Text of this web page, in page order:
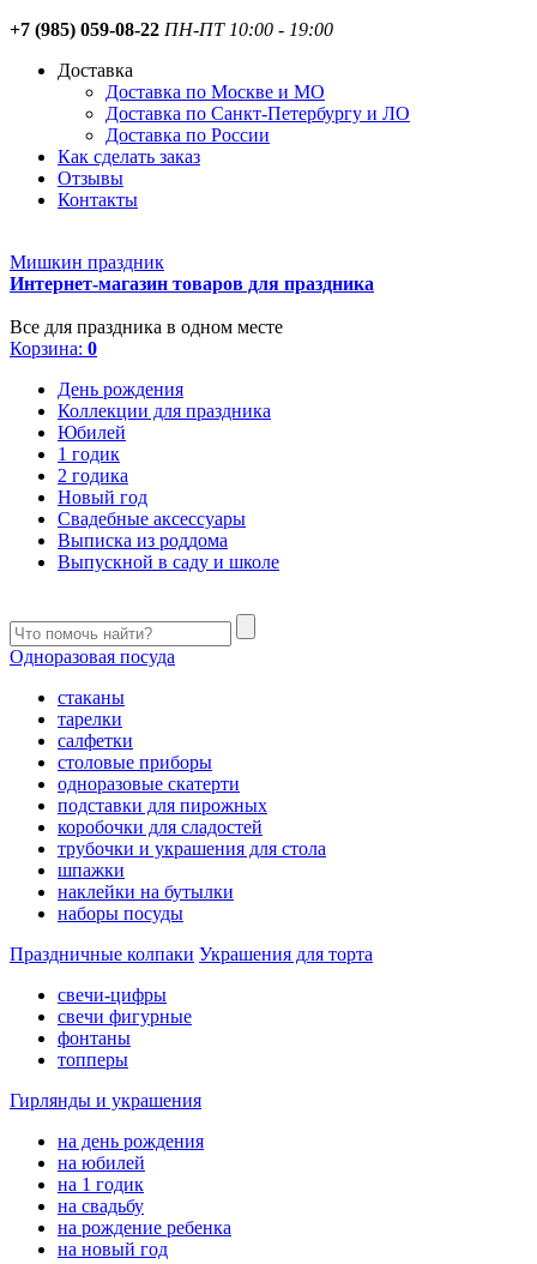
+7 (985) 059-08-22 ПН-ПТ 10:00 - 19:00
Доставка
Доставка по Москве и МО
Доставка по Санкт-Петербургу и ЛО
Доставка по России
Как сделать заказ
Отзывы
Контакты
Мишкин праздник
Интернет-магазин товаров для праздника
Все для праздника в одном месте
Корзина: 0
День рождения
Коллекции для праздника
Юбилей
1 годик
2 годика
Новый год
Свадебные аксессуары
Выписка из роддома
Выпускной в саду и школе
Одноразовая посуда
стаканы
тарелки
салфетки
столовые приборы
одноразовые скатерти
подставки для пирожных
коробочки для сладостей
трубочки и украшения для стола
шпажки
наклейки на бутылки
наборы посуды
Праздничные колпаки Украшения для торта
свечи-цифры
свечи фигурные
фонтаны
топперы
Гирлянды и украшения
на день рождения
на юбилей
на 1 годик
на свадьбу
на рождение ребенка
на новый год